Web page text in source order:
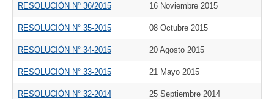
RESOLUCIÓN Nº 36/2015 16 Noviembre 2015
RESOLUCIÓN N° 35-2015 08 Octubre 2015
RESOLUCIÓN N° 34-2015 20 Agosto 2015
RESOLUCIÓN N° 33-2015 21 Mayo 2015
RESOLUCIÓN N° 32-2014 25 Septiembre 2014